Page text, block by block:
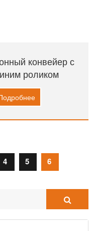
конвейер с
роликом
4 5 6